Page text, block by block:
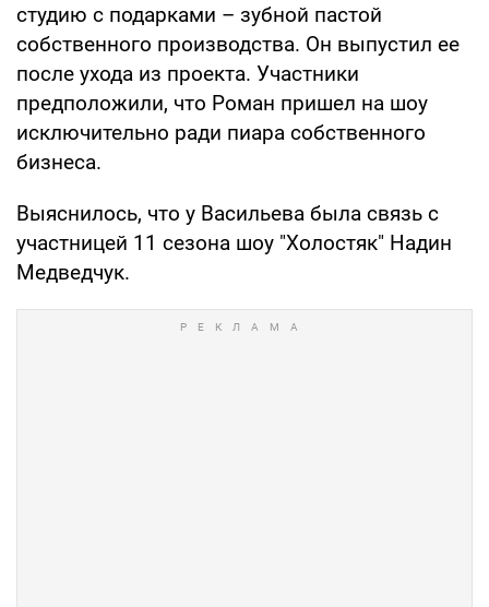
студию с подарками – зубной пастой
собственного производства. Он выпустил ее
после ухода из проекта. Участники
предположили, что Роман пришел на шоу
исключительно ради пиара собственного
бизнеса.
Выяснилось, что у Васильева была связь с
участницей 11 сезона шоу "Холостяк" Надин
Медведчук.